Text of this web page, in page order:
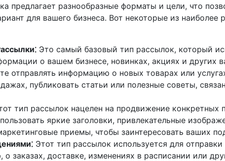
предлагает разнообразные форматы и цели, что
для вашего бизнеса. Вот некоторые из наиболее
Это самый базовый тип рассылок, который
о вашем бизнесе, новинках, акциях и других
отправлять информацию о новых товарах или
публиковать статьи или полезные советы,
тип рассылок нацелен на продвижение конкретных
яркие заголовки, привлекательные
приемы, чтобы заинтересовать ваших
Этот тип рассылок используется для
о заказах, доставке, изменениях в расписании или